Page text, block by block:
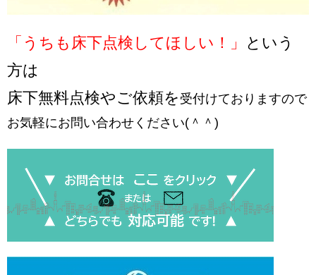
「うちも床下点検してほしい！」
という
方は
床下無料点検やご依頼を 受付けておりますので
お気軽にお問い合わせください(＾＾)